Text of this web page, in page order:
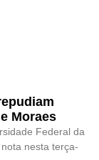
Moraes
Federal da
nesta terça-